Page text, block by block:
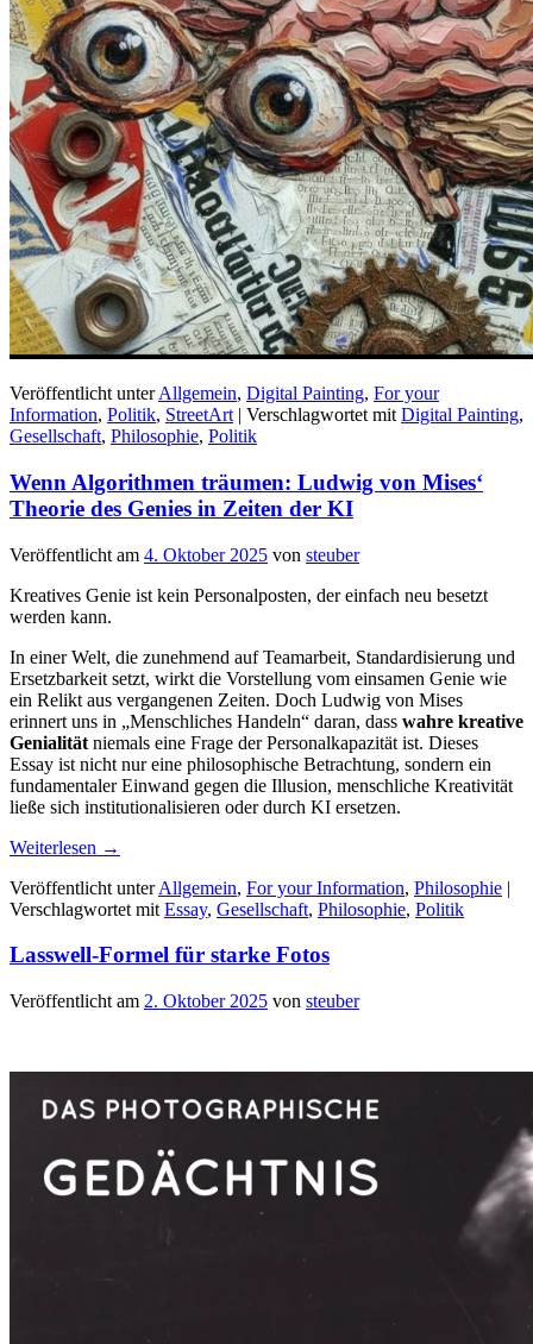
Veröffentlicht unter Allgemein, Digital Painting, For your
Information, Politik, StreetArt | Verschlagwortet mit Digital Painting,
Gesellschaft, Philosophie, Politik
Wenn Algorithmen träumen: Ludwig von Mises‘
Theorie des Genies in Zeiten der KI
Veröffentlicht am 4. Oktober 2025 von steuber
Kreatives Genie ist kein Personalposten, der einfach neu besetzt
werden kann.
In einer Welt, die zunehmend auf Teamarbeit, Standardisierung und
Ersetzbarkeit setzt, wirkt die Vorstellung vom einsamen Genie wie
ein Relikt aus vergangenen Zeiten. Doch Ludwig von Mises
erinnert uns in „Menschliches Handeln“ daran, dass wahre kreative
Genialität niemals eine Frage der Personalkapazität ist. Dieses
Essay ist nicht nur eine philosophische Betrachtung, sondern ein
fundamentaler Einwand gegen die Illusion, menschliche Kreativität
ließe sich institutionalisieren oder durch KI ersetzen.
Weiterlesen →
Veröffentlicht unter Allgemein, For your Information, Philosophie |
Verschlagwortet mit Essay, Gesellschaft, Philosophie, Politik
Lasswell-Formel für starke Fotos
Veröffentlicht am 2. Oktober 2025 von steuber